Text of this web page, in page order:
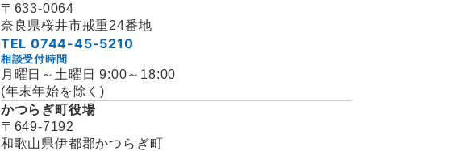
〒633-0064
奈良県桜井市戒重24番地
TEL 0744-45-5210
相談受付時間
月曜日～土曜日 9:00～18:00
(年末年始を除く)
かつらぎ町役場
〒649-7192
和歌山県伊都郡かつらぎ町